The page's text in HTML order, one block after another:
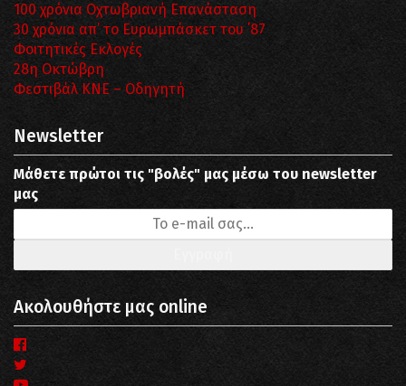
100 χρόνια Οχτωβριανή Επανάσταση
30 χρόνια απ’ το Ευρωμπάσκετ του ΄87
Φοιτητικές Εκλογές
28η Οκτώβρη
Φεστιβάλ ΚΝΕ – Οδηγητή
Newsletter
Μάθετε πρώτοι τις "βολές" μας μέσω του newsletter
μας
Ακολουθήστε μας online